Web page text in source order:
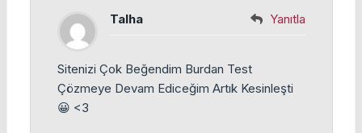
Talha Yanıtla
Sitenizi Çok Beğendim Burdan Test
Çözmeye Devam Ediceğim Artık Kesinleşti
😀 <3